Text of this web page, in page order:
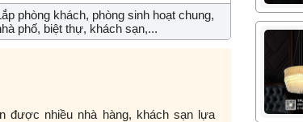
phòng khách, phòng sinh hoạt chung,
phố, biệt thự, khách sạn,...
được nhiều nhà hàng, khách sạn lựa